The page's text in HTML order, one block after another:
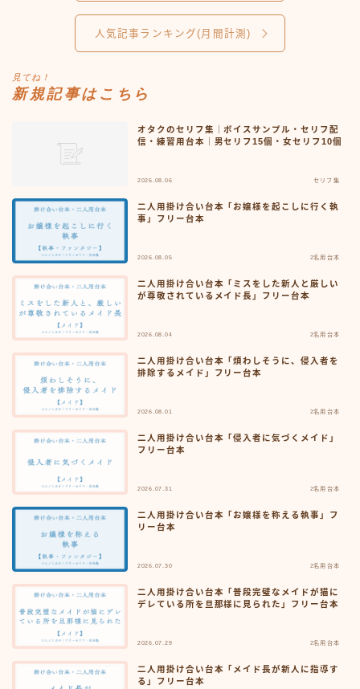
人気記事ランキング(月間計測)
見てね！
新規記事はこちら
オタクのセリフ集｜ボイスサンプル・セリフ配
信・練習用台本｜男セリフ15個・女セリフ10個
2026.08.06 セリフ集
二人用掛け合い台本「お嬢様を起こしに行く執
事」フリー台本
2026.08.05 2名用台本
二人用掛け合い台本「ミスをした新人と厳しい
が尊敬されているメイド長」フリー台本
2026.08.04 2名用台本
二人用掛け合い台本「煩わしそうに、侵入者を
排除するメイド」フリー台本
2026.08.01 2名用台本
二人用掛け合い台本「侵入者に気づくメイド」
フリー台本
2026.07.31 2名用台本
二人用掛け合い台本「お嬢様を称える執事」フ
リー台本
2026.07.30 2名用台本
二人用掛け合い台本「普段完璧なメイドが猫に
デレている所を旦那様に見られた」フリー台本
2026.07.29 2名用台本
二人用掛け合い台本「メイド長が新人に指導す
る」フリー台本